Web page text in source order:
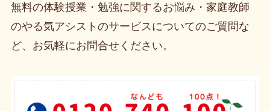
無料の体験授業・勉強に関するお悩み・家庭教師
のやる気アシストのサービスについてのご質問な
ど、お気軽にお問合せください。